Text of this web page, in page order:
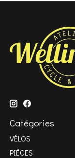
Catégories
VÉLOS
PIÈCES